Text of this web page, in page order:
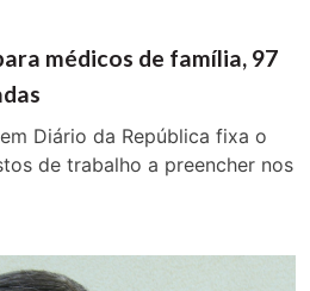
médicos de família, 97
Diário da República fixa o
de trabalho a preencher nos